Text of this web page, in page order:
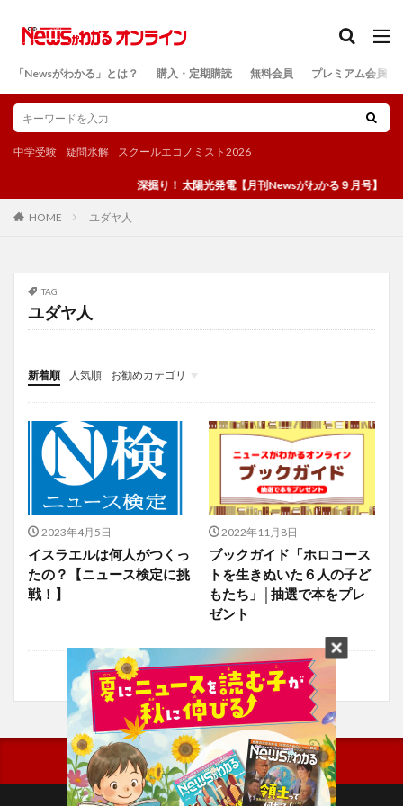
「Newsがわかる」とは？ 購入・定期購読 無料会員 プレミアム会員
中学受験 疑問氷解 スクールエコノミスト2026
深掘り！ 太陽光発電【月刊Newsがわかる９月号】
HOME ユダヤ人
TAG
ユダヤ人
新着順 人気順
お勧めカテゴリ
投稿
学び
マンガ
電子書籍
2023年4月5日
イスラエルは何人がつくっ
たの？【ニュース検定に挑
戦！】
2022年11月8日
ブックガイド「ホロコース
トを生きぬいた６人の子ど
もたち」│抽選で本をプレ
ゼント
検索